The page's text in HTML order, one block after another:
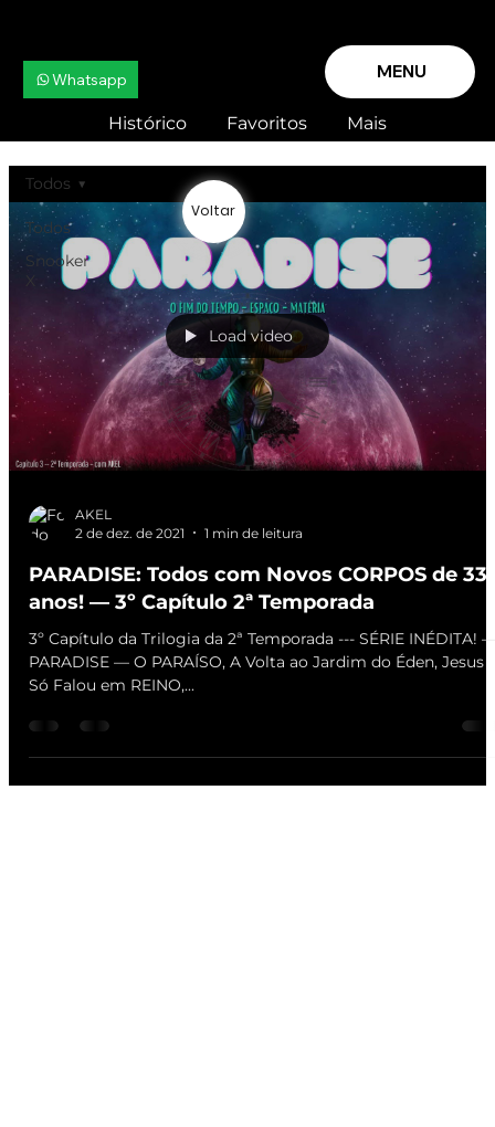
MENU
Whatsapp
Histórico Favoritos Mais
Todos
Snooker
X
Todos
Load video
AKEL
2 de dez. de 2021
1 min de leitura
PARADISE: Todos com Novos CORPOS de 33
anos! — 3º Capítulo 2ª Temporada
3º Capítulo da Trilogia da 2ª Temporada --- SÉRIE INÉDITA!
PARADISE — O PARAÍSO, A Volta ao Jardim do Éden, Jesus
Só Falou em REINO,...
Voltar